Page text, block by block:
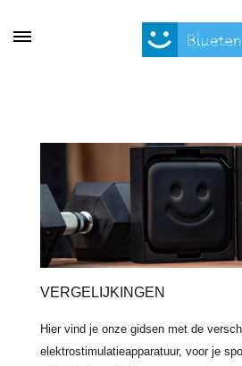
VERGELIJKINGEN
Hier vind je onze gidsen met de
elektrostimulatieapparatuur, voor je